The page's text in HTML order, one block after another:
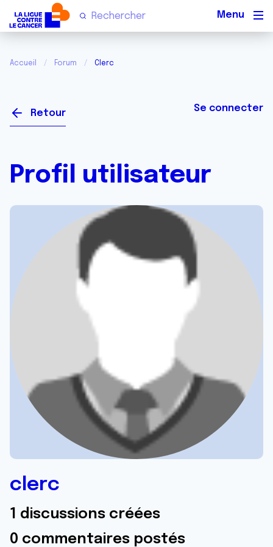
Accueil Forum Clerc
Retour Se connecter
Profil utilisateur
clerc
1 discussions créées
0 commentaires postés